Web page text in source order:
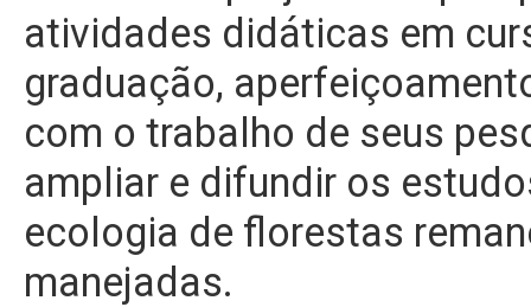
atividades didáticas em
graduação,
com o trabalho de seus
ampliar e difundir os
ecologia de florestas
manejadas.